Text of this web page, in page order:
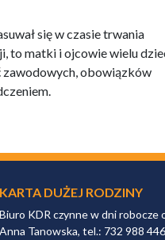
się w czasie trwania
to matki i ojcowie wielu
zawodowych, obowiązków
KARTA DUŻEJ RODZINY
Biuro KDR czynne w dni robocze
Anna Tanowska, tel.: 732 988 446